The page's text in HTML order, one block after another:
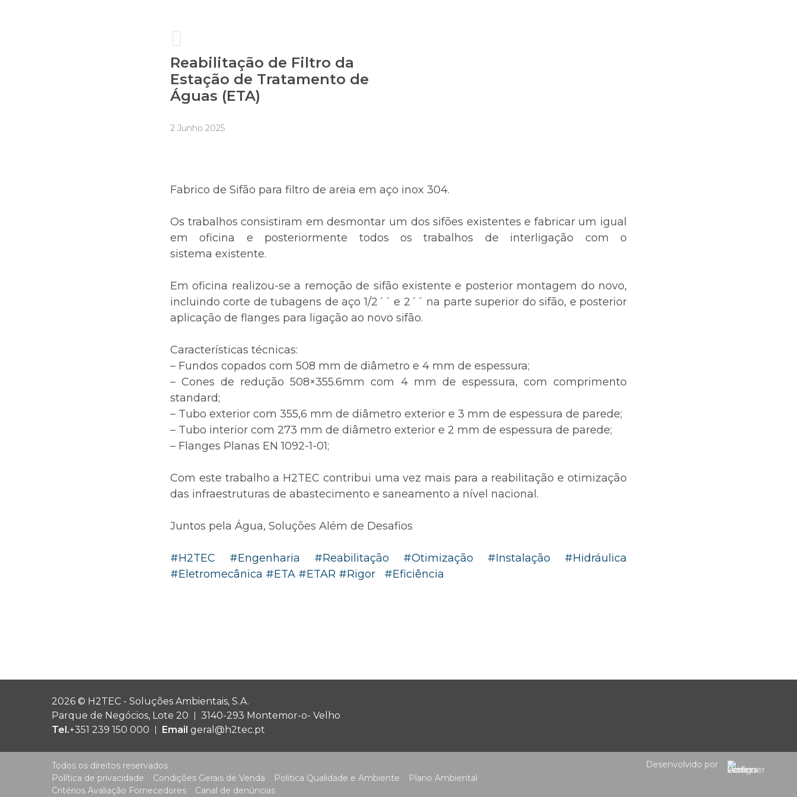
Reabilitação de Filtro da
Estação de Tratamento de
Águas (ETA)
2 Junho 2025
Fabrico de Sifão para filtro de areia em aço inox 304.
Os trabalhos consistiram em desmontar um dos sifões existentes e fabricar um igual
em oficina e posteriormente todos os trabalhos de interligação com o
sistema existente.
Em oficina realizou-se a remoção de sifão existente e posterior montagem do novo,
incluindo corte de tubagens de aço 1/2´´ e 2´´ na parte superior do sifão, e posterior
aplicação de flanges para ligação ao novo sifão.
Características técnicas:
– Fundos copados com 508 mm de diâmetro e 4 mm de espessura;
– Cones de redução 508×355.6mm com 4 mm de espessura, com comprimento
standard;
– Tubo exterior com 355,6 mm de diâmetro exterior e 3 mm de espessura de parede;
– Tubo interior com 273 mm de diâmetro exterior e 2 mm de espessura de parede;
– Flanges Planas EN 1092-1-01;
Com este trabalho a H2TEC contribui uma vez mais para a reabilitação e otimização
das infraestruturas de abastecimento e saneamento a nível nacional.
Juntos pela Água, Soluções Além de Desafios
#H2TEC #Engenharia #Reabilitação #Otimização #Instalação #Hidráulica
#Eletromecânica #ETA #ETAR #Rigor #Eficiência
2026 © H2TEC - Soluções Ambientais, S.A.
Parque de Negócios, Lote 20
3140-293 Montemor-o- Velho
Tel.+351 239 150 000 Email geral@h2tec.pt
Todos os direitos reservados
Política de privacidade
Condições Gerais de Venda Politica Qualidade e Ambiente
Plano Ambiental
Critérios Avaliação Fornecedores
Canal de denúncias
Desenvolvido por